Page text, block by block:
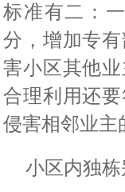
标准有二：
分，增加专
害小区其他
合理利用还
侵害相邻业主
小区内独